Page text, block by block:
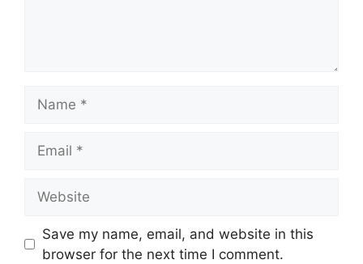
Save my name, email, and website in this
browser for the next time I comment.